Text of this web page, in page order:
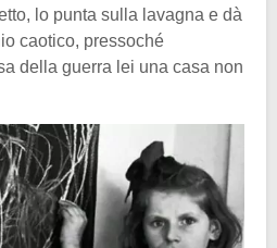
lo punta sulla lavagna e dà
caotico, pressoché
della guerra lei una casa non